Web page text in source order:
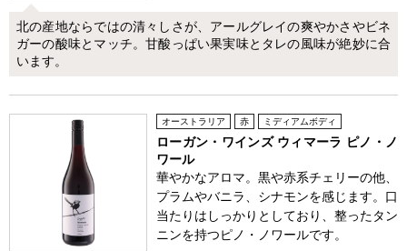
北の産地ならではの清々しさが、アールグレイの爽やかさやビネ
ガーの酸味とマッチ。甘酸っぱい果実味とタレの風味が絶妙に合
います。
オーストラリア 赤 ミディアムボディ
ローガン・ワインズ ウィマーラ ピノ・ノ
ワール
華やかなアロマ。黒や赤系チェリーの他、
プラムやバニラ、シナモンを感じます。口
当たりはしっかりとしており、整ったタン
ニンを持つピノ・ノワールです。